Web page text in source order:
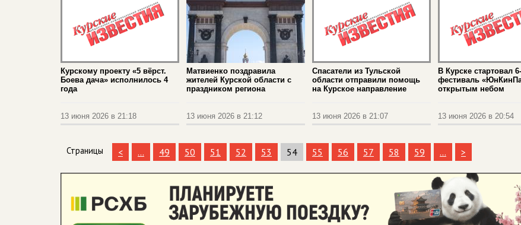
Курскому проекту «5 вёрст.
Боева дача» исполнилось 4
года
13 июня 2026 в 21:18
Матвиенко поздравила
жителей Курской области с
праздником региона
13 июня 2026 в 21:12
Спасатели из Тульской
области отправили помощь
на Курское направление
13 июня 2026 в 21:07
В Курске стартовал
фестиваль
открытым небом
13 июня 2026 в 20:54
Страницы < ... 49 50 51 52 53 54 55 56 57 58 59 ... >